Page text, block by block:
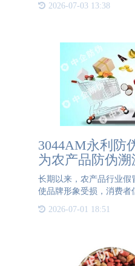
版印刷在防伪标签工艺上
2026-07-03 13:38
3044AM永利防
为农产品防伪
长期以来，农产品行业假
使品牌形象受损，消费者
应对诸如此类问题，
防伪溯源系统，为广大企
2026-07-01 18:51